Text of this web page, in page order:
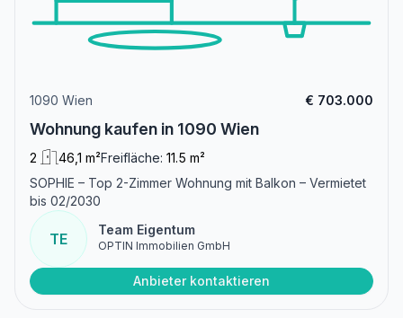
1090 Wien € 703.000
Wohnung kaufen in 1090 Wien
2 46,1 m²Freifläche: 11.5 m²
SOPHIE – Top 2-Zimmer Wohnung mit Balkon – Vermietet
bis 02/2030
TE
Team Eigentum
OPTIN Immobilien GmbH
Anbieter kontaktieren